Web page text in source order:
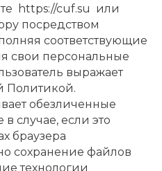
https://cuf.su или
посредством
соответствующие
свои персональные
выражает
Политикой.
обезличенные
случае, если это
браузера
сохранение файлов
технологии